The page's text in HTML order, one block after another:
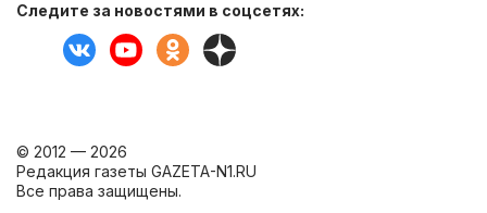
Следите за новостями в соцсетях:
© 2012 — 2026
Редакция газеты GAZETA-N1.RU
Все права защищены.